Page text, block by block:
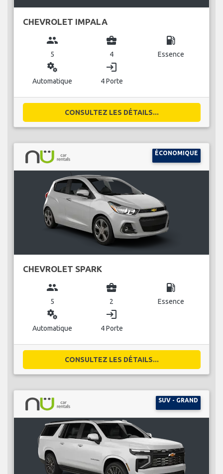
CHEVROLET IMPALA
group
5
business_center
4
local_gas_station
Essence
miscellaneous_services
Automatique
login
4 Porte
CONSULTEZ LES DÉTAILS...
ÉCONOMIQUE
CHEVROLET SPARK
group
5
business_center
2
local_gas_station
Essence
miscellaneous_services
Automatique
login
4 Porte
CONSULTEZ LES DÉTAILS...
SUV - GRAND